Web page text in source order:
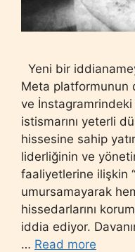
Yeni bir
Meta platformunun
ve
istismarını yeterli
hissesine sahip
liderliğinin ve
faaliyetlerine ilişkin
umursamayarak
hissedarlarını
iddia ediyor.
… Read more